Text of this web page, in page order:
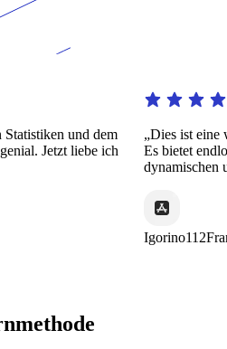
und dem
Jetzt liebe ich
„Dies ist eine
Es bietet
dynamischen